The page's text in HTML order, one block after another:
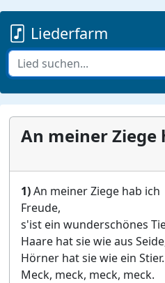
Liederfarm
An meiner Ziege
1)An meiner Ziege hab ich
Freude,
s'ist ein wunderschönes
Haare hat sie wie aus
Hörner hat sie wie ein Stier.
Meck, meck, meck, meck.